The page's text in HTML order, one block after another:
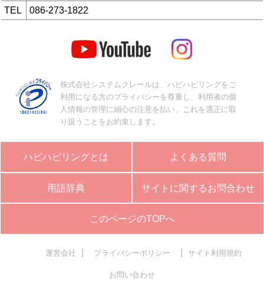
TEL
086-273-1822
株式会社システムクレールは、ハピハピリングをご
利用になる方のプライバシーを尊重し、利用者の個
人情報の管理に細心の注意を払い、これを適正に取
り扱うことをお約束します。
ハピハピリングとは よくある質問
用語辞典 サイトに関するお問合わせ
このページのTOPへ
運営会社 プライバシーポリシー サイト利用規約
お問い合わせ